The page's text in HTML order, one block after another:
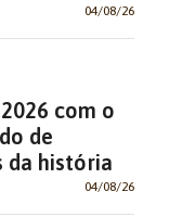
04/08/26
com o
de
da história
04/08/26